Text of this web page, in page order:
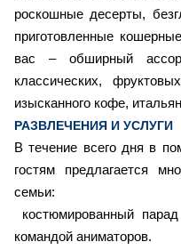
роскошные десерты,
приготовленные
вас – обширный
классических,
изысканного кофе,
РАЗВЛЕЧЕНИЯ И УСЛУГИ
В течение всего дня в
гостям предлагается
семьи:
костюмированный
командой аниматоров.